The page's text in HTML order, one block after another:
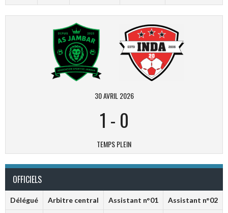
30 AVRIL 2026
1 - 0
TEMPS PLEIN
OFFICIELS
Délégué Arbitre central Assistant n°01 Assistant n°02